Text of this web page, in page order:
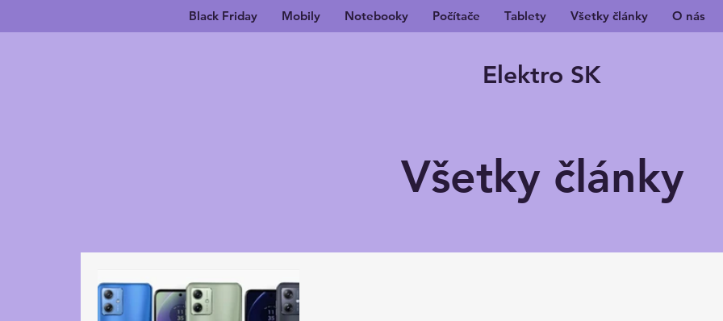
Black Friday Mobily Notebooky Počítače Tablety Všetky články O nás
Elektro SK
Všetky články